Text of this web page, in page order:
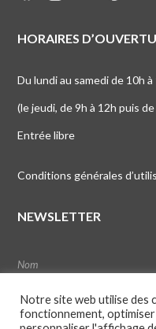
HORAIRES
Du lundi au samedi de 10h
(le jeudi, de 9h à 12h puis
Entrée libre
Conditions générales
NEWSLETTER
Notre site web utilise des
fonctionnement,